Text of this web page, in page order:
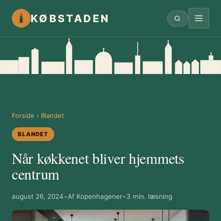
KØBSTADEN
Forside › Blandet
BLANDET
Når køkkenet bliver hjemmets
centrum
august 26, 2024•Af Kopenhagener•3 min. læsning